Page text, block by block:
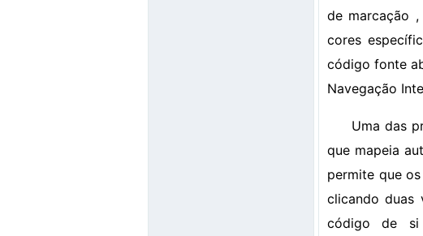
de marcação
cores
código fonte
Navegação
Uma das
que mapeia
permite que
clicando duas
código de si